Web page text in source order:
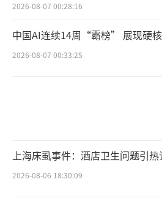
法律规定，不得漠视劳动
者如果认为用人单位损害
起法律武器维护自身合法
的方式或言论宣泄情绪
2026-08-07 00:28:16
中国AI连续14周“霸榜” 展现硬
2026-08-07 00:33:25
上海床虱事件：酒店卫生问题引热
2026-08-06 18:30:09